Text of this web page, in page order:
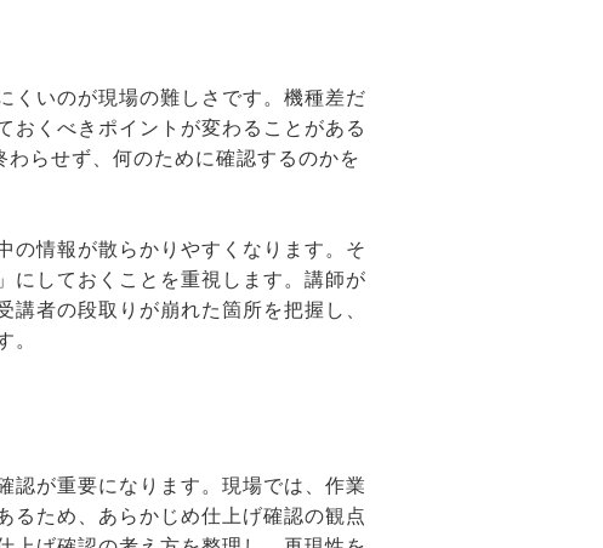
くいのが現場の難しさです。機種差だ
おくべきポイントが変わることがある
わらせず、何のために確認するのかを
の情報が散らかりやすくなります。そ
にしておくことを重視します。講師が
者の段取りが崩れた箇所を把握し、
。
認が重要になります。現場では、作業
るため、あらかじめ仕上げ確認の観点